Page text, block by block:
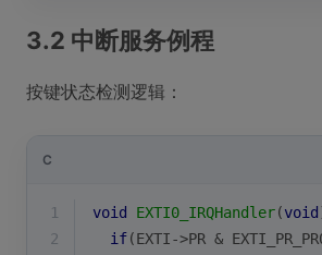
3.2 中断服务例程
按键状态检测逻辑：
C
1 void EXTI0_IRQHandler(void
2
if(EXTI->PR &